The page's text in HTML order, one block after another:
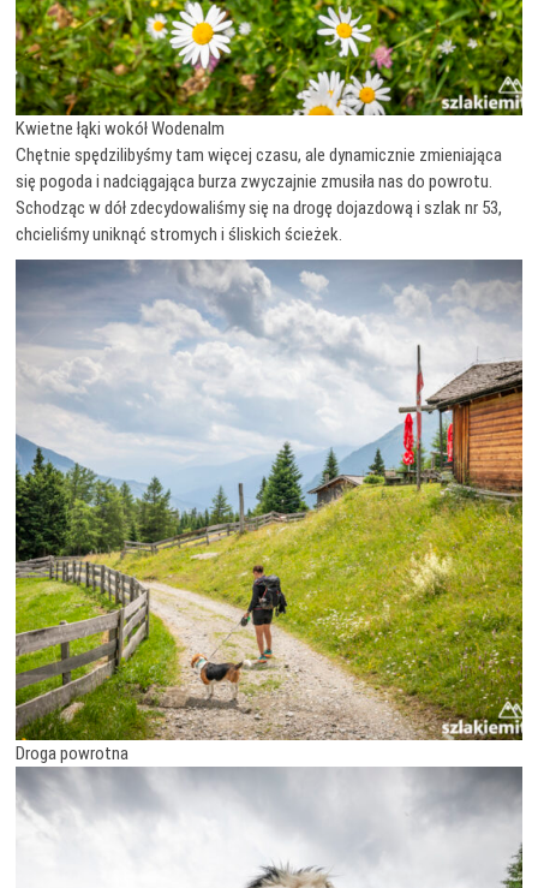
Kwietne łąki wokół Wodenalm
Chętnie spędzilibyśmy tam więcej czasu, ale dynamicznie zmieniająca
się pogoda i nadciągająca burza zwyczajnie zmusiła nas do powrotu.
Schodząc w dół zdecydowaliśmy się na drogę dojazdową i szlak nr 53,
chcieliśmy uniknąć stromych i śliskich ścieżek.
Droga powrotna